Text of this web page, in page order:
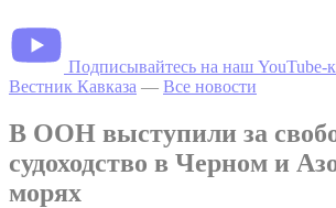
Подписывайтесь на наш YouTube-
Вестник Кавказа — Все новости
В ООН выступили за
судоходство в Черном и
морях